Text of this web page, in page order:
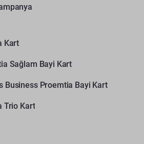
Kart
Sağlam Bayi Kart
Business Proemtia Bayi Kart
Trio Kart